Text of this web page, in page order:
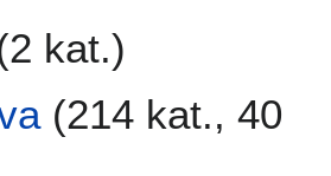
kat.)
(214 kat., 40